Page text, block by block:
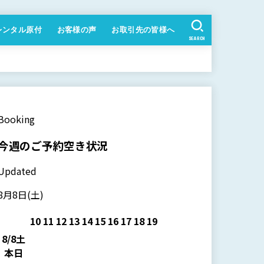
ンタル原付 お客様の声 お取引先の皆様へ
SEARCH